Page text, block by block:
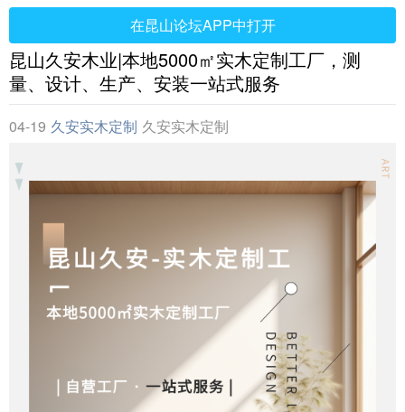
在昆山论坛APP中打开
昆山久安木业|本地5000㎡实木定制工厂，测
量、设计、生产、安装一站式服务
04-19 久安实木定制 久安实木定制